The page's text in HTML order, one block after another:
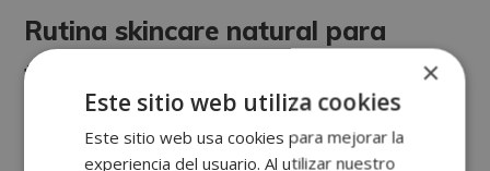
Rutina skincare natural para
todas las pieles
Ver más
×
Este sitio web utiliza cookies
Este sitio web usa cookies para mejorar la
experiencia del usuario. Al utilizar nuestro